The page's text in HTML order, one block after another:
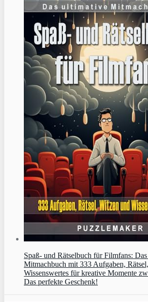
Spaß- und Rätselbuch für Filmfans:
Mitmachbuch mit 333 Aufgaben,
Wissenswertes für kreative Momente
Das perfekte Geschenk!